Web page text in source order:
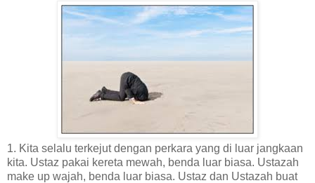
1. Kita selalu terkejut dengan perkara yang di luar jangkaan
kita. Ustaz pakai kereta mewah, benda luar biasa. Ustazah
make up wajah, benda luar biasa. Ustaz dan Ustazah buat